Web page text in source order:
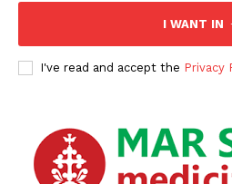
I WANT IN
I've read and accept the Privacy